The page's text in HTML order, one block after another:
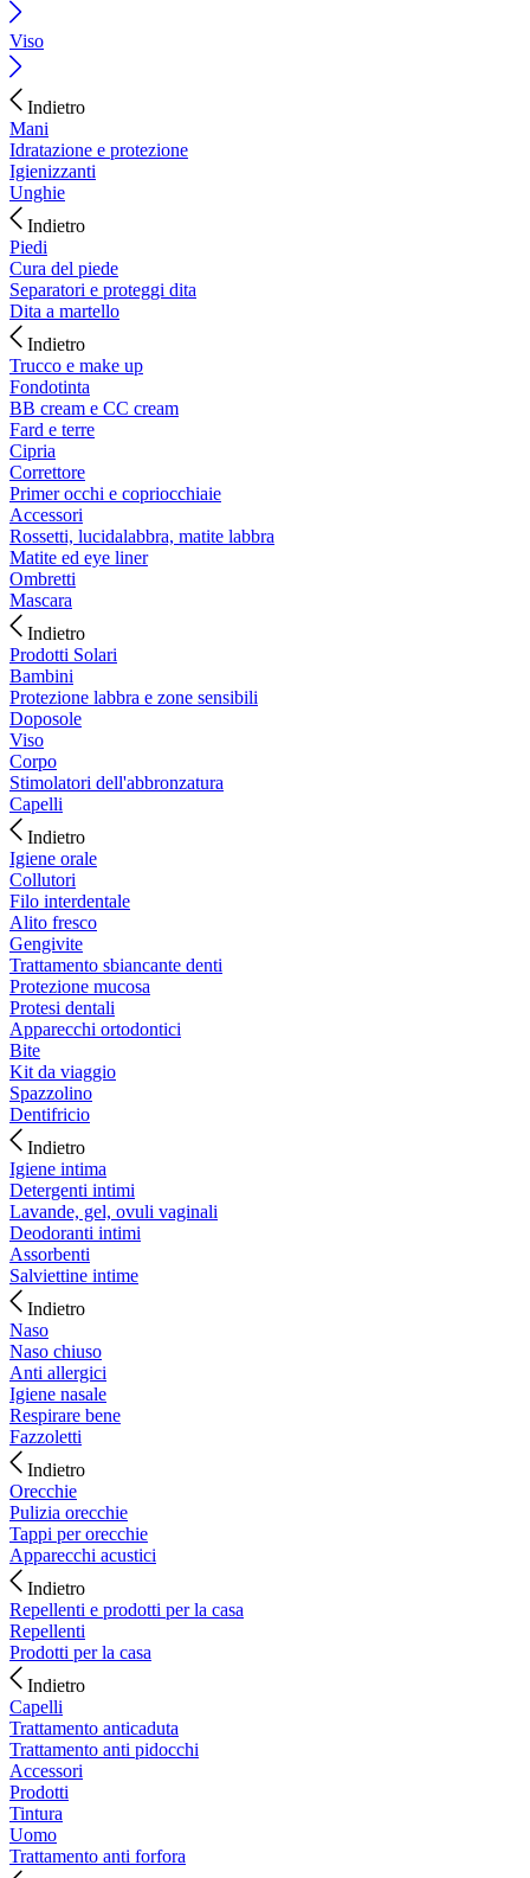
Viso
Indietro
Mani
Idratazione e protezione
Igienizzanti
Unghie
Indietro
Piedi
Cura del piede
Separatori e proteggi dita
Dita a martello
Indietro
Trucco e make up
Fondotinta
BB cream e CC cream
Fard e terre
Cipria
Correttore
Primer occhi e copriocchiaie
Accessori
Rossetti, lucidalabbra, matite labbra
Matite ed eye liner
Ombretti
Mascara
Indietro
Prodotti Solari
Bambini
Protezione labbra e zone sensibili
Doposole
Viso
Corpo
Stimolatori dell'abbronzatura
Capelli
Indietro
Igiene orale
Collutori
Filo interdentale
Alito fresco
Gengivite
Trattamento sbiancante denti
Protezione mucosa
Protesi dentali
Apparecchi ortodontici
Bite
Kit da viaggio
Spazzolino
Dentifricio
Indietro
Igiene intima
Detergenti intimi
Lavande, gel, ovuli vaginali
Deodoranti intimi
Assorbenti
Salviettine intime
Indietro
Naso
Naso chiuso
Anti allergici
Igiene nasale
Respirare bene
Fazzoletti
Indietro
Orecchie
Pulizia orecchie
Tappi per orecchie
Apparecchi acustici
Indietro
Repellenti e prodotti per la casa
Repellenti
Prodotti per la casa
Indietro
Capelli
Trattamento anticaduta
Trattamento anti pidocchi
Accessori
Prodotti
Tintura
Uomo
Trattamento anti forfora